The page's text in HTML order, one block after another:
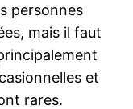
personnes
mais il faut
et
rares.